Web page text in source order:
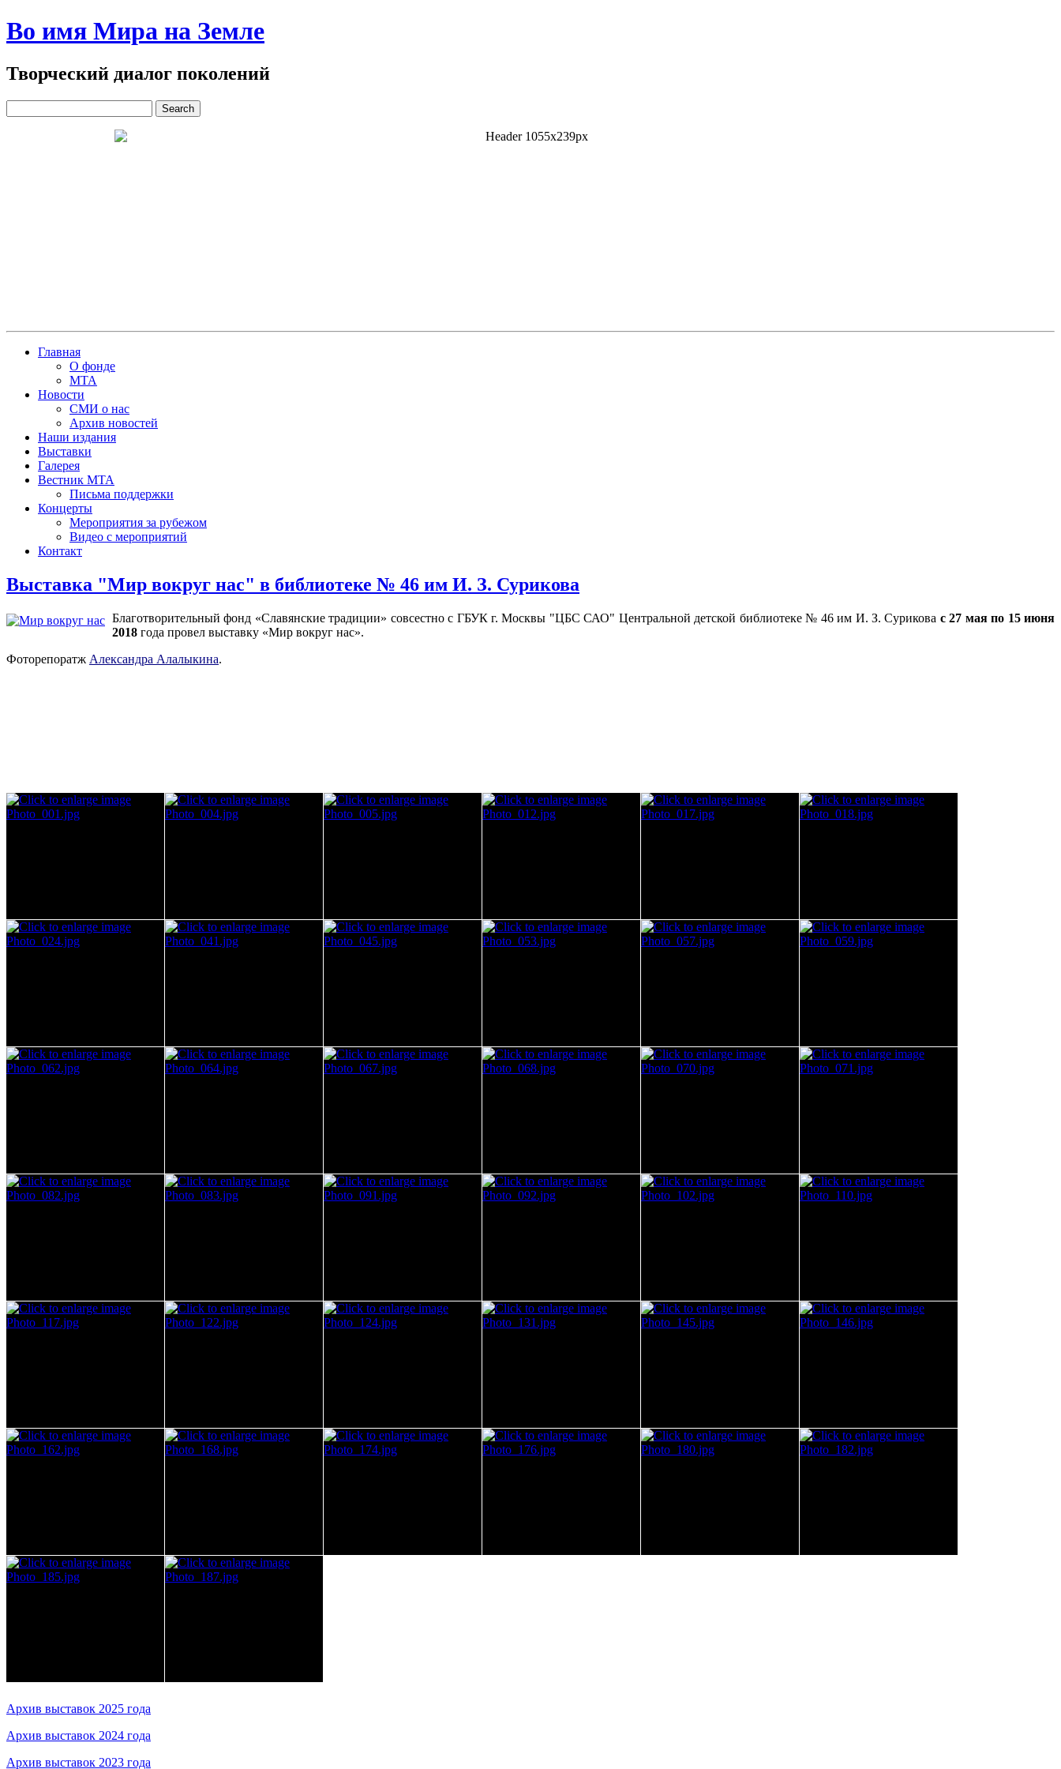
Во имя Мира на Земле
Творческий диалог поколений
Главная
О фонде
МТА
Новости
СМИ о нас
Архив новостей
Наши издания
Выставки
Галерея
Вестник МТА
Письма поддержки
Концерты
Мероприятия за рубежом
Видео с мероприятий
Контакт
Выставка "Мир вокруг нас" в библиотеке № 46 им И. З. Сурикова
Благотворительный фонд «Славянские традиции» совсестно с ГБУК г. Москвы "ЦБС САО" Центральной детской библиотеке № 46 им И. З. Сурикова с 27 мая по 15 июня
2018 года провел выставку «Мир вокруг нас».
Фоторепоратж Александра Алалыкина.
Архив выставок 2025 года
Архив выставок 2024 года
Архив выставок 2023 года